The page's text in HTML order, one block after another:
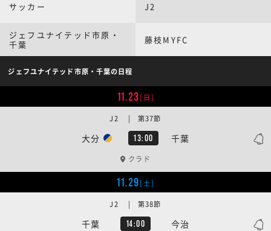
サッカー J2
ジェフユナイテッド市原・
千葉
藤枝MYFC
ジェフユナイテッド市原・千葉の日程
11.23[日]
大分 13:00 千葉
J2 | 第37節
クラド
11.29[土]
千葉 14:00 今治
J2 | 第38節